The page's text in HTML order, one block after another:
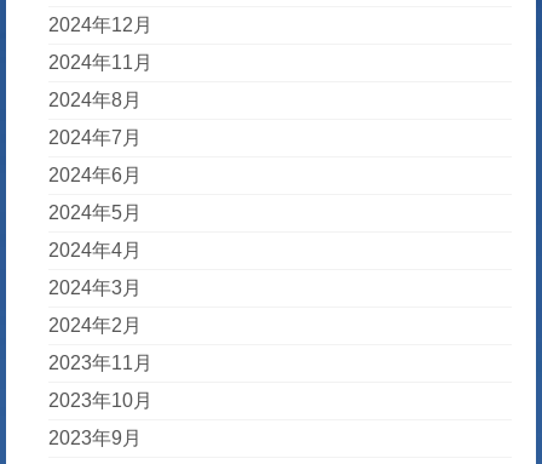
2024年12月
2024年11月
2024年8月
2024年7月
2024年6月
2024年5月
2024年4月
2024年3月
2024年2月
2023年11月
2023年10月
2023年9月